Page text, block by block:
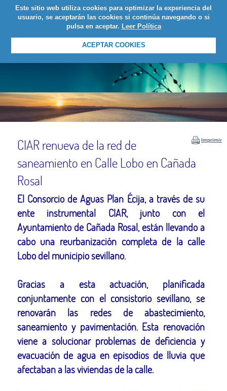
Este sitio web utiliza cookies para optimizar la experiencia del
usuario, se aceptarán las cookies si continúa navegando o si
pulsa en aceptar. Leer Política
ACEPTAR COOKIES
LOGIN
Imprimir
CIAR renueva de la red de
saneamiento en Calle Lobo en Cañada
Rosal
El Consorcio de Aguas Plan Écija, a través de su
ente instrumental CIAR, junto con el
Ayuntamiento de Cañada Rosal, están llevando a
cabo una reurbanización completa de la calle
Lobo del municipio sevillano.
Gracias a esta actuación, planificada
conjuntamente con el consistorio sevillano, se
renovarán las redes de abastecimiento,
saneamiento y pavimentación. Esta renovación
viene a solucionar problemas de deficiencia y
evacuación de agua en episodios de lluvia que
afectaban a las viviendas de la calle.